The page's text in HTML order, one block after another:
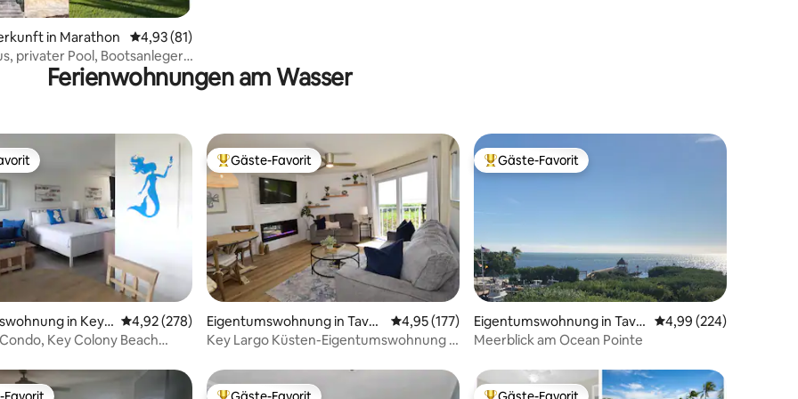
in Marathon Durchschnittliche Bewertung: 4,93 von 5, 81 Bewertungen
4,93 (81)
privater Pool, Bootsanleger,
Golf bei Sonnenuntergang
Ferienwohnungen am Wasser
4,93 von 5, 118 Bewertungen
in Key
Durchschnittliche Bewertung: 4,92 von 5, 278 Bewertungen
4,92 (278)
Key Colony Beach
Beliebter Gäste-Favorit.
Gäste-Favorit
Eigentumswohnung in Taver
nier
Durchschnittliche Bewertung: 4,95 von 5, 177 Bewertungen
4,95 (177)
Key Largo Küsten-Eigentumswohnung –
Beliebter Gäste-Favorit.
Gäste-Favorit
Eigentumswohnung in Tave
rnier
Durchschnittliche
4,99 (224)
Meerblick am Ocean Pointe